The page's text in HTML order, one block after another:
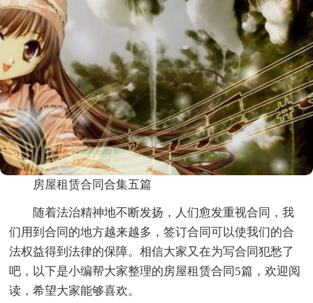
房屋租赁合同合集五篇
随着法治精神地不断发扬，人们愈发重视合同，我
们用到合同的地方越来越多，签订合同可以使我们的合
法权益得到法律的保障。相信大家又在为写合同犯愁了
吧，以下是小编帮大家整理的房屋租赁合同5篇，欢迎阅
读，希望大家能够喜欢。